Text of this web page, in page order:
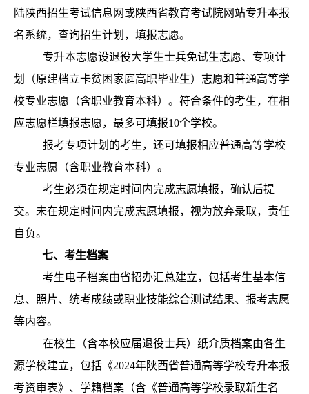
陆陕西招生考试信息网或陕西省教育考试院网站专升本报
名系统，查询招生计划，填报志愿。
专升本志愿设退役大学生士兵免试生志愿、专项计
划（原建档立卡贫困家庭高职毕业生）志愿和普通高等学
校专业志愿（含职业教育本科）。符合条件的考生，在相
应志愿栏填报志愿，最多可填报10个学校。
报考专项计划的考生，还可填报相应普通高等学校
专业志愿（含职业教育本科）。
考生必须在规定时间内完成志愿填报，确认后提
交。未在规定时间内完成志愿填报，视为放弃录取，责任
自负。
七、 考生档案
考生电子档案由省招办汇总建立，包括考生基本信
息、照片、统考成绩或职业技能综合测试结果、报考志愿
等内容。
在校生（含本校应届退役士兵）纸介质档案由各生
源学校建立，包括《2024年陕西省普通高等学校专升本报
考资审表》、学籍档案（含《普通高等学校录取新生名